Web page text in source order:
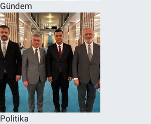
Gündem
Politika